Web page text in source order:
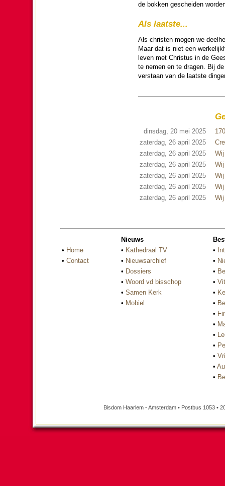
de bokken ge­schei­den
Als laatste...
Als christen mogen we
Maar dat is niet een
leven met Christus in de
te nemen en te dragen. Bij
verstaan van de laatste
dinsdag, 20 mei 2025
zaterdag, 26 april 2025
zaterdag, 26 april 2025
zaterdag, 26 april 2025
zaterdag, 26 april 2025
zaterdag, 26 april 2025
zaterdag, 26 april 2025
• Home
• Contact
Nieuws
• Kathedraal TV
• Nieuwsarchief
• Dossiers
• Woord vd bisschop
• Samen Kerk
• Mobiel
•
•
•
•
•
•
•
•
•
•
•
•
•
Bisdom Haarlem - Amsterdam • Postbus 1053 •